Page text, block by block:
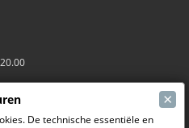
×
De technische essentiële en